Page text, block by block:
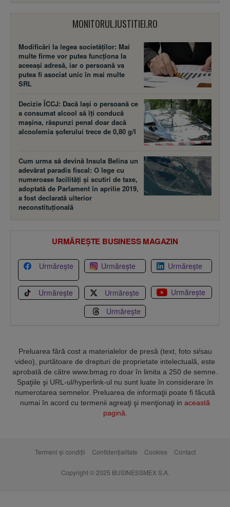
MONITORULJUSTITIEI.RO
Modificări la legea societăţilor: Mai
multe firme vor putea funcţiona la
aceeaşi adresă, iar o persoană va
putea fi asociat unic în mai multe
SRL
Decizie ÎCCJ: Dacă laşi o persoană ce
a consumat alcool să îţi conducă
maşina, răspunzi penal doar dacă
alcoolemia şoferului trece de 0,80 g/l
Cum urma să devină Insula Belina un
adevărat paradis fiscal: O lege cu
numeroase facilităţi şi scutiri de taxe,
adoptată de Parlament în aprilie 2019,
a fost declarată ulterior
neconstituţională
URMĂREȘTE BUSINESS MAGAZIN
Urmărește Urmărește Urmărește
Urmărește Urmărește
Urmărește
Urmărește
Preluarea fără cost a materialelor de presă (text, foto si/sau
video), purtătoare de drepturi de proprietate intelectuală, este
aprobată de către www.bmag.ro doar în limita a 250 de semne.
Spaţiile şi URL-ul/hyperlink-ul nu sunt luate în considerare în
numerotarea semnelor. Preluarea de informaţii poate fi făcută
numai în acord cu termenii agreaţi şi menţionaţi in această
pagină.
Termeni și condiții Confidențialitate Cookies Contact
Copyright © 2025 BUSINESSMEX S.A.